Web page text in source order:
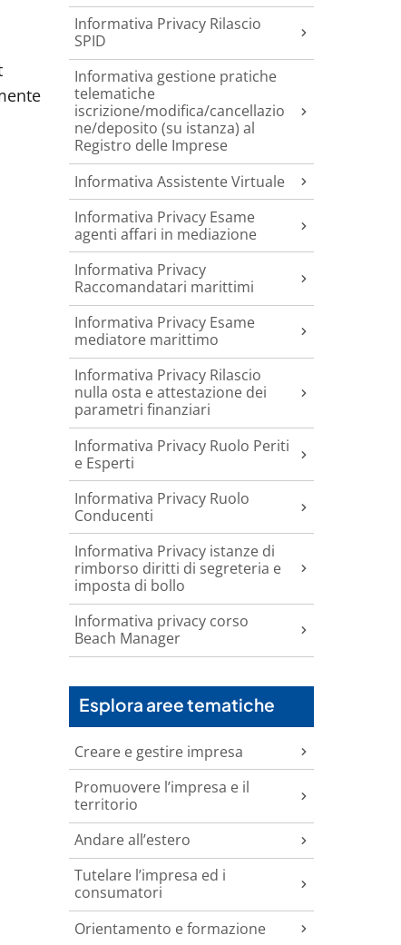
Informativa Privacy Rilascio
SPID
Informativa gestione pratiche
telematiche
iscrizione/modifica/cancellazio
ne/deposito (su istanza) al
Registro delle Imprese
Informativa Assistente Virtuale
Informativa Privacy Esame
agenti affari in mediazione
Informativa Privacy
Raccomandatari marittimi
Informativa Privacy Esame
mediatore marittimo
Informativa Privacy Rilascio
nulla osta e attestazione dei
parametri finanziari
Informativa Privacy Ruolo Periti
e Esperti
Informativa Privacy Ruolo
Conducenti
Informativa Privacy istanze di
rimborso diritti di segreteria e
imposta di bollo
Informativa privacy corso
Beach Manager
Esplora aree tematiche
Creare e gestire impresa
Promuovere l’impresa e il
territorio
Andare all’estero
Tutelare l’impresa ed i
consumatori
Orientamento e formazione